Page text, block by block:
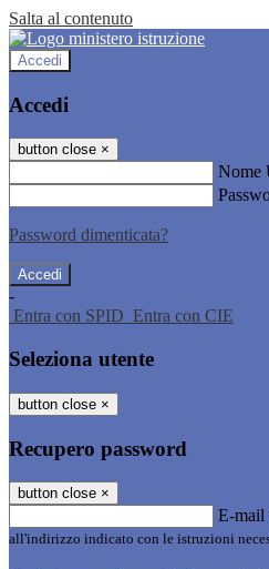
Salta al contenuto
Accedi
Accedi
button close ×
Nome
Password dimenticata?
-
Entra con SPID Entra con CIE
Seleziona utente
button close ×
Recupero password
button close ×
E-mail
all'indirizzo indicato con le istruzioni